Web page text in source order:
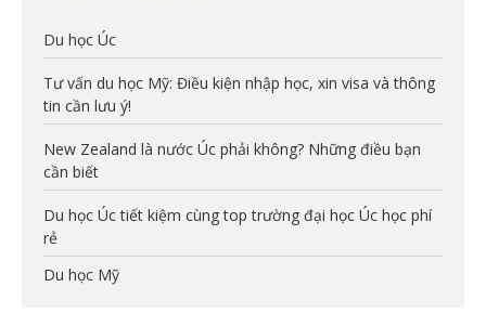
Du học Úc
Tư vấn du học Mỹ: Điều kiện nhập học, xin visa và thông
tin cần lưu ý!
New Zealand là nước Úc phải không? Những điều bạn
cần biết
Du học Úc tiết kiệm cùng top trường đại học Úc học phí
rẻ
Du học Mỹ